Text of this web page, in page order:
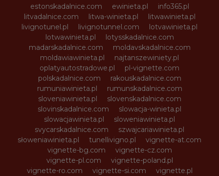
estonskadalnice.com
ewinieta.pl
info365.pl
litvadalnice.com
litwa-winieta.pl
litwawinieta.pl
livignotunel.pl
livignotunnel.com
lotvawinieta.pl
lotwawinieta.pl
lotysskadalnice.com
madarskadalnice.com
moldavskadalnice.com
moldawiawinieta.pl
najtanszewiniety.pl
oplatyautostradowe.pl
pl-vignette.com
polskadalnice.com
rakouskadalnice.com
rumuniawinieta.pl
rumunskadalnice.com
sloveniawinieta.pl
slovenskadalnice.com
slovinskadalnice.com
slowacja-winieta.pl
slowacjawinieta.pl
sloweniawinieta.pl
svycarskadalnice.com
szwajcariawinieta.pl
słoweniawinieta.pl
tunellivigno.pl
vignette-at.com
vignette-bg.com
vignette-cz.com
vignette-pl.com
vignette-poland.pl
vignette-ro.com
vignette-si.com
vignette.pl